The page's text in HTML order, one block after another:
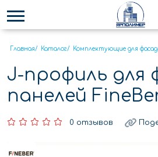
Главная/ Каталог/ Комплектующие для
J-профиль для
панелей
0 отзывов